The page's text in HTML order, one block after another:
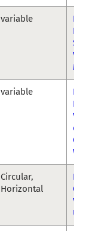
variable
variable
da
Circular,
Horizontal